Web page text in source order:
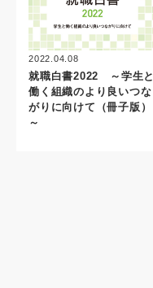
2022.04.08
就職白書2022 ～学生と
働く組織のより良いつな
がりに向けて（冊子版）
～